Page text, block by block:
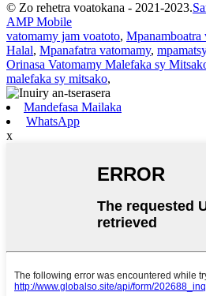
© Zo rehetra voatokana - 2021-2023.
AMP Mobile
vatomamy jam voatoto,
Halal, Mpanafatra vatomamy,
Orinasa Vatomamy Malefaka sy
malefaka sy mitsako,
Mandefasa Mailaka
WhatsApp
x